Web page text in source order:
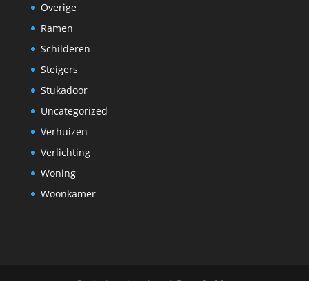
Overige
Ramen
Schilderen
Steigers
Stukadoor
Uncategorized
Verhuizen
Verlichting
Woning
Woonkamer